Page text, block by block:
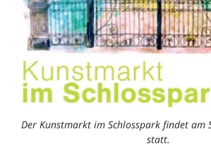
Der Kunstmarkt im Schlosspark findet am
statt.